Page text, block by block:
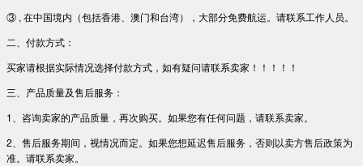
③ , 在中国境内（包括香港、澳门和台湾），大部分免费航运。请联系工作人员。
二、付款方式：
买家请根据实际情况选择付款方式，如有疑问请联系卖家！！！！！
三、产品质量及售后服务：
1、咨询卖家的产品质量，再次购买。如果您有任何问题，请联系卖家。
2、售后服务期间，视情况而定。如果您想延迟售后服务，否则以卖方售后政策为
准。请联系卖家。